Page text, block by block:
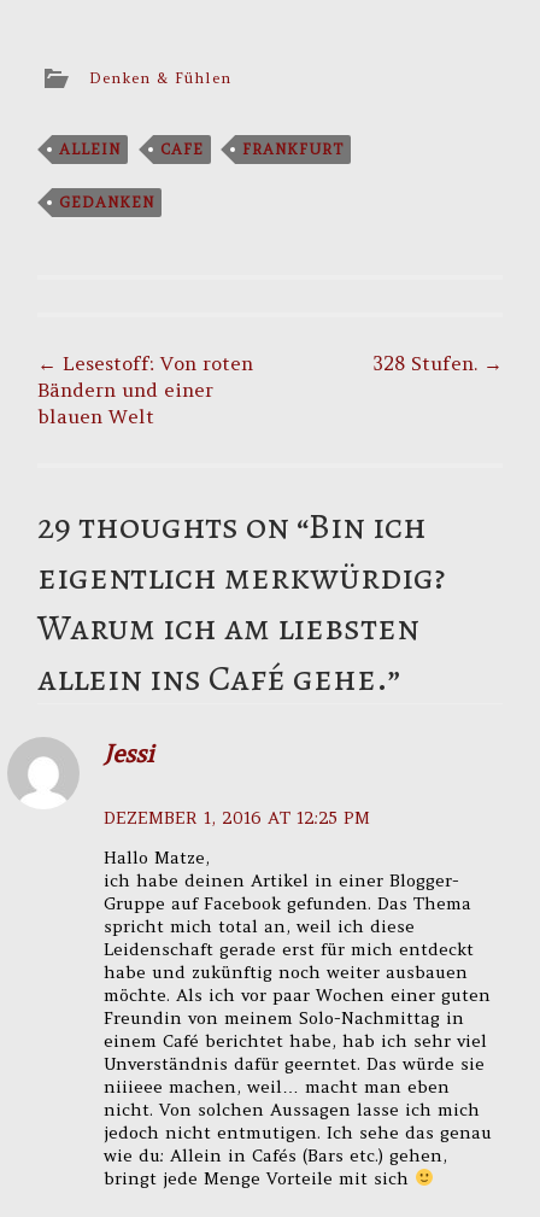
Denken & Fühlen
ALLEIN CAFE FRANKFURT
GEDANKEN
navigation
← Lesestoff: Von roten
Bändern und einer
blauen Welt
328 Stufen. →
29 thoughts on “Bin ich
eigentlich merkwürdig?
Warum ich am liebsten
allein ins Café gehe.”
Jessi
DEZEMBER 1, 2016 AT 12:25 PM
Hallo Matze,
ich habe deinen Artikel in einer Blogger-
Gruppe auf Facebook gefunden. Das Thema
spricht mich total an, weil ich diese
Leidenschaft gerade erst für mich entdeckt
habe und zukünftig noch weiter ausbauen
möchte. Als ich vor paar Wochen einer guten
Freundin von meinem Solo-Nachmittag in
einem Café berichtet habe, hab ich sehr viel
Unverständnis dafür geerntet. Das würde sie
niiieee machen, weil… macht man eben
nicht. Von solchen Aussagen lasse ich mich
jedoch nicht entmutigen. Ich sehe das genau
wie du: Allein in Cafés (Bars etc.) gehen,
bringt jede Menge Vorteile mit sich